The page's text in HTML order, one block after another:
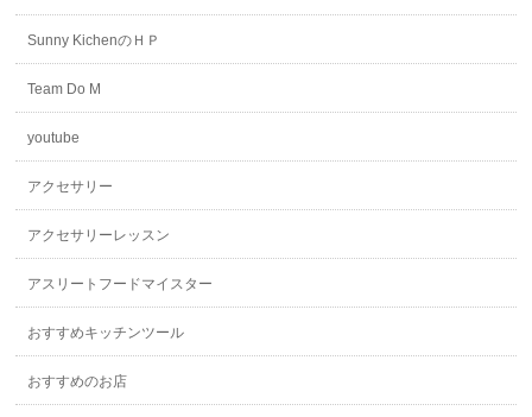
Sunny KichenのＨＰ
Team Do M
youtube
アクセサリー
アクセサリーレッスン
アスリートフードマイスター
おすすめキッチンツール
おすすめのお店